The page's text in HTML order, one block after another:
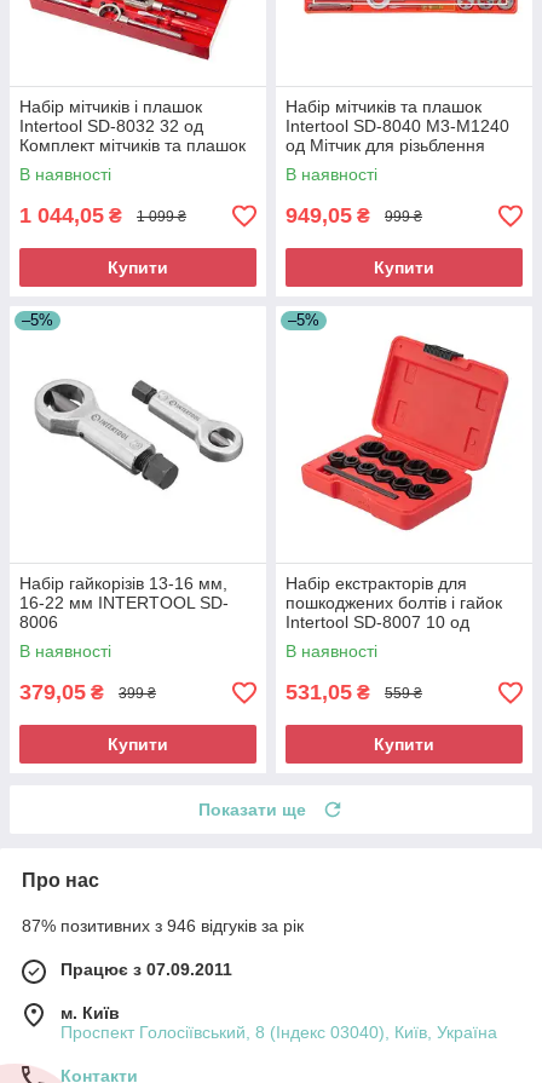
Набір мітчиків і плашок
Intertool SD-8032 32 од
Комплект мітчиків та плашок
Інструмент для нарізання
різьби
В наявності
1 044,05 ₴ 1 099 ₴
Купити
Набір мітчиків та плашок
Intertool SD-8040 M3-M1240
од Мітчик для різьблення
Інструмент для зовнішньої
різі
В наявності
949,05 ₴ 999 ₴
Купити
–5%
Набір гайкорізів 13-16 мм,
16-22 мм INTERTOOL SD-
8006
В наявності
379,05 ₴ 399 ₴
Купити
–5%
Набір екстракторів для
пошкоджених болтів і гайок
Intertool SD-8007 10 од
Інструмент для викручування
болтів зламаних
В наявності
531,05 ₴ 559 ₴
Купити
Показати ще
Про нас
87% позитивних з 946 відгуків за рік
Працює з 07.09.2011
м. Київ
Проспект Голосіївський, 8 (Індекс 03040), Київ, Україна
Контакти